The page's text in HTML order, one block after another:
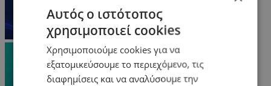
Αυτός ο ιστότοπος
χρησιμοποιεί cookies
Χρησιμοποιούμε cookies για να
εξατομικεύσουμε το περιεχόμενο, τις
διαφημίσεις και να αναλύσουμε την